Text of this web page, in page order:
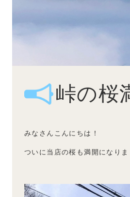
峠の桜
みなさんこんにちは！
ついに当店の桜も満開になりま